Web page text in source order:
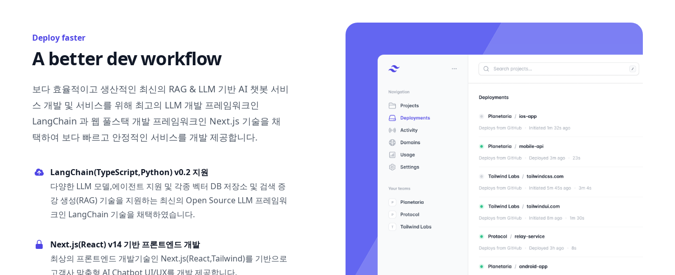
Deploy faster
A better dev workflow
보다 효율적이고 생산적인 최신의 RAG & LLM 기반 AI 챗봇 서비
스 개발 및 서비스를 위해 최고의 LLM 개발 프레임워크인
LangChain 과 웹 풀스택 개발 프레임워크인 Next.js 기술을 채
택하여 보다 빠르고 안정적인 서비스를 개발 제공합니다.
LangChain(TypeScript,Python) v0.2 지원
다양한 LLM 모델,에이전트 지원 및 각종 벡터 DB 저장소 및 검색 증
강 생성(RAG) 기술을 지원하는 최신의 Open Source LLM 프레임워
크인 LangChain 기술을 채택하였습니다.
Next.js(React) v14 기반 프론트엔드 개발
최상의 프론트엔드 개발기술인 Next.js(React,Tailwind)를 기반으로
고객사 맞춤형 AI Chatbot UI/UX를 개발 제공합니다.